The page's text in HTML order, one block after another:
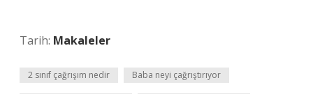
Tarih: Makaleler
2 sınıf çağrışım nedir Baba neyi çağrıştırıyor